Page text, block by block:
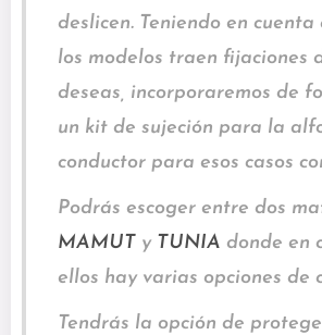
deslicen. Teniendo en cuenta
los modelos traen fijaciones
deseas, incorporaremos de
un kit de sujeción para la
conductor para esos casos
Podrás escoger entre dos
MAMUT y TUNIA donde en
ellos hay varias opciones de
Tendrás la opción de